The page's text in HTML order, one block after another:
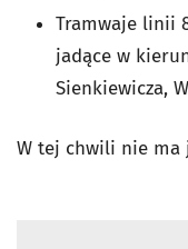
Tramwaje linii
jadące w
Sienkiewicza,
W tej chwili nie ma